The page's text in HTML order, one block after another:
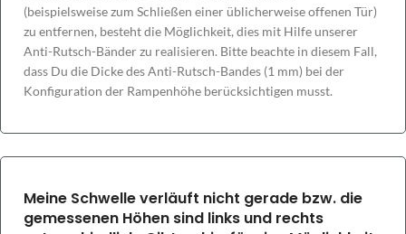
(beispielsweise zum Schließen einer üblicherweise offenen Tür)
zu entfernen, besteht die Möglichkeit, dies mit Hilfe unserer
Anti-Rutsch-Bänder zu realisieren. Bitte beachte in diesem Fall,
dass Du die Dicke des Anti-Rutsch-Bandes (1 mm) bei der
Konfiguration der Rampenhöhe berücksichtigen musst.
Meine Schwelle verläuft nicht gerade bzw. die
gemessenen Höhen sind links und rechts